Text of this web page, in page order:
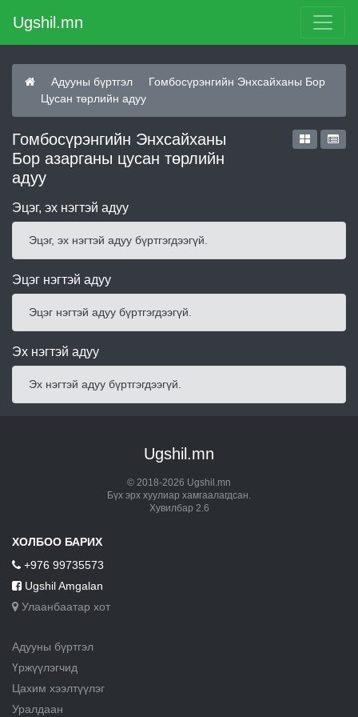
Ugshil.mn
Адууны бүртгэл
Гомбосүрэнгийн Энхсайханы Бор
Цусан төрлийн адуу
Гомбосүрэнгийн Энхсайханы
Бор азарганы цусан төрлийн
адуу
Эцэг, эх нэгтэй адуу
Эцэг, эх нэгтэй адуу бүртгэгдээгүй.
Эцэг нэгтэй адуу
Эцэг нэгтэй адуу бүртгэгдээгүй.
Эх нэгтэй адуу
Эх нэгтэй адуу бүртгэгдээгүй.
Ugshil.mn
© 2018-2026 Ugshil.mn
Бүх эрх хуулиар хамгаалагдсан.
Хувилбар 2.6
ХОЛБОО БАРИХ
+976 99735573
Ugshil Amgalan
Улаанбаатар хот
Адууны бүртгэл
Үржүүлэгчид
Цахим хээлтүүлэг
Уралдаан